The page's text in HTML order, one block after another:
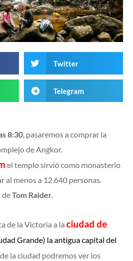
Twitter
Telegram
8:30, pasaremos a comprar la
de Angkor.
el templo sirvió como monasterio
al menos a 12.640 personas.
deTom Raider.
de la Victoria a la ciudad de
Grande) la antigua capital del
la ciudad podremos ver los